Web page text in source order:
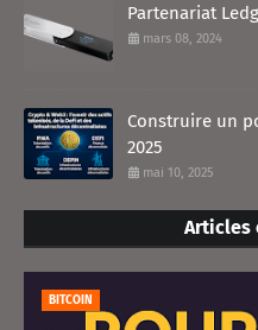
Partenariat
mars 08, 2024
Construire un
2025
mai 10, 2025
Articles
BITCOIN